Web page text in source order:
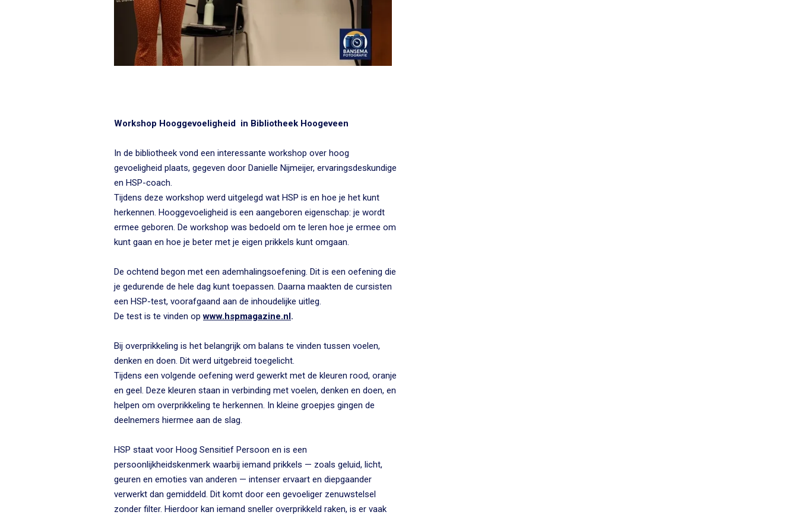
Workshop Hooggevoeligheid in Bibliotheek Hoogeveen
In de bibliotheek vond een interessante workshop over hoog
gevoeligheid plaats, gegeven door Danielle Nijmeijer, ervaringsdeskundige
en HSP-coach.
Tijdens deze workshop werd uitgelegd wat HSP is en hoe je het kunt
herkennen. Hooggevoeligheid is een aangeboren eigenschap: je wordt
ermee geboren. De workshop was bedoeld om te leren hoe je ermee om
kunt gaan en hoe je beter met je eigen prikkels kunt omgaan.
De ochtend begon met een ademhalingsoefening. Dit is een oefening die
je gedurende de hele dag kunt toepassen. Daarna maakten de cursisten
een HSP-test, voorafgaand aan de inhoudelijke uitleg.
De test is te vinden op www.hspmagazine.nl.
Bij overprikkeling is het belangrijk om balans te vinden tussen voelen,
denken en doen. Dit werd uitgebreid toegelicht.
Tijdens een volgende oefening werd gewerkt met de kleuren rood, oranje
en geel. Deze kleuren staan in verbinding met voelen, denken en doen, en
helpen om overprikkeling te herkennen. In kleine groepjes gingen de
deelnemers hiermee aan de slag.
HSP staat voor Hoog Sensitief Persoon en is een
persoonlijkheidskenmerk waarbij iemand prikkels — zoals geluid, licht,
geuren en emoties van anderen — intenser ervaart en diepgaander
verwerkt dan gemiddeld. Dit komt door een gevoeliger zenuwstelsel
zonder filter. Hierdoor kan iemand sneller overprikkeld raken, is er vaak